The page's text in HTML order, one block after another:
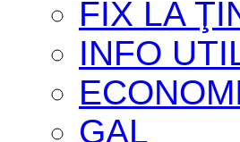
FIX LA
INFO
GAL